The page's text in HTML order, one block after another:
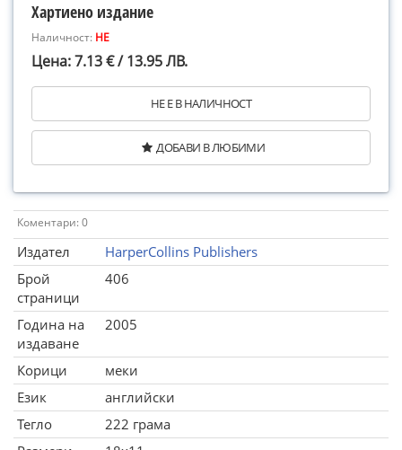
Хартиено издание
Наличност: НЕ
Цена: 7.13 € / 13.95 ЛВ.
НЕ Е В НАЛИЧНОСТ
ДОБАВИ В ЛЮБИМИ
Коментари: 0
Издател
HarperCollins Publishers
Брой
страници
406
Година на
издаване
2005
Корици
меки
Език
английски
Тегло
222 грама